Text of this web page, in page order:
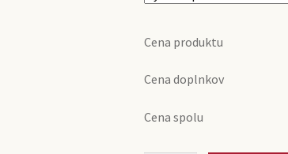
Cena produktu
Cena doplnkov
Cena spolu